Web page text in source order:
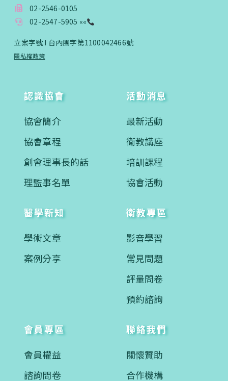
02-2546-0105
02-2547-5905 ««
立案字號 I 台內團字第1100042466號
隱私權政策
認識協會
協會簡介
協會章程
創會理事長的話
理監事名單
活動消息
最新活動
衛教講座
培訓課程
協會活動
醫學新知
學術文章
案例分享
衛教專區
影音學習
常見問題
評量問卷
預約諮詢
會員專區
會員權益
諮詢問卷
聯絡我們
關懷贊助
合作機構